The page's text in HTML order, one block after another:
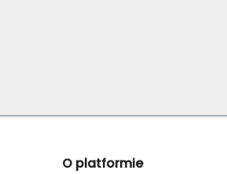
O platformie